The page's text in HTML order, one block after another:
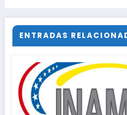
ENTRADAS